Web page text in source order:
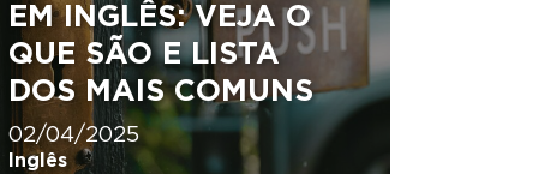
EM INGLÊS: VEJA O
QUE SÃO E LISTA
DOS MAIS COMUNS
02/04/2025
Inglês